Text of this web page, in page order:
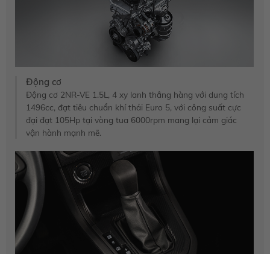
Động cơ
Động cơ 2NR-VE 1.5L, 4 xy lanh thẳng hàng với dung tích
1496cc, đạt tiêu chuẩn khí thải Euro 5, với công suất cực
đại đạt 105Hp tại vòng tua 6000rpm mang lại cảm giác
vận hành mạnh mẽ.